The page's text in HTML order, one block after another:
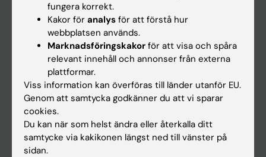
Huvudmeny
Forskarutbildning
Om KI
På gång
Nyheter
fungera korrekt.
Kakor för analys för att förstå hur
webbplatsen används.
Marknadsföringskakor för att visa och spåra
relevant innehåll och annonser från externa
plattformar.
Viss information kan överföras till länder utanför EU.
Genom att samtycka godkänner du att vi sparar
cookies.
Du kan när som helst ändra eller återkalla ditt
samtycke via kakikonen längst ned till vänster på
sidan.